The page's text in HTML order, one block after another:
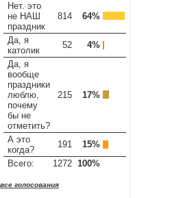
Нет. это
не НАШ
праздник
814 64%
Да, я
католик
52
4%
Да, я
вообще
праздники
люблю,
почему
бы не
отметить?
215 17%
А это
когда?
191
15%
Всего:
1272 100%
все голосования